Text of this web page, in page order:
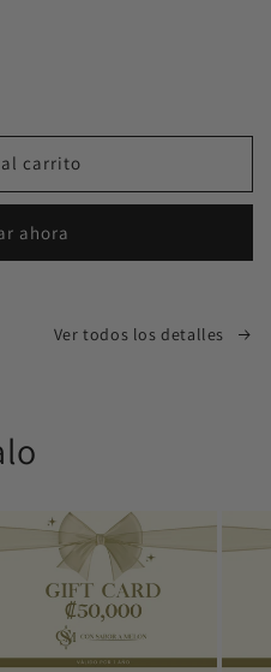
carrito
ahora
Ver todos los detalles